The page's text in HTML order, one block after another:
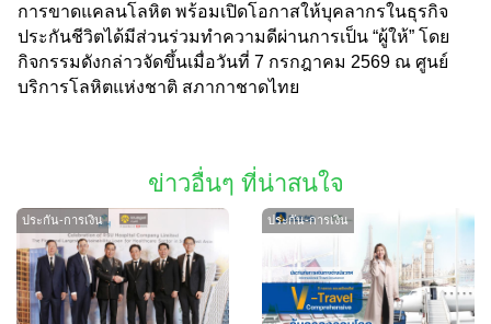
การขาดแคลนโลหิต พร้อมเปิดโอกาสให้บุคลากรในธุรกิจ
ประกันชีวิตได้มีส่วนร่วมทำความดีผ่านการเป็น “ผู้ให้” โดย
กิจกรรมดังกล่าวจัดขึ้นเมื่อวันที่ 7 กรกฎาคม 2569 ณ ศูนย์
บริการโลหิตแห่งชาติ สภากาชาดไทย
ข่าวอื่นๆ ที่น่าสนใจ
ประกัน-การเงิน ประกัน-การเงิน